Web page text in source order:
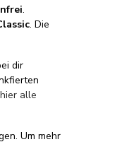
.
. Die
dir
hier alle
Um mehr